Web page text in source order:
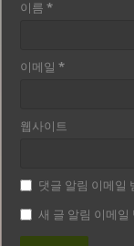
이름*
이메일*
웹사이트
댓글 알림 이메일
새 글 알림 이메일